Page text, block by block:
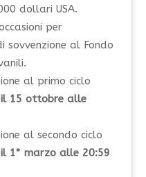
dollari USA.
per
sovvenzione al Fondo
al primo ciclo
il 15 ottobre alle
al secondo ciclo
il 1° marzo alle 20:59